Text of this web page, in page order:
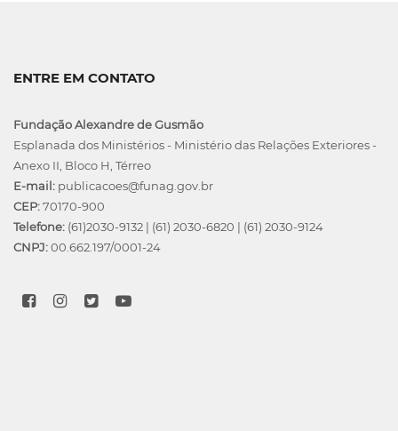
ENTRE EM CONTATO
Fundação Alexandre de Gusmão
Esplanada dos Ministérios - Ministério das Relações Exteriores -
Anexo II, Bloco H, Térreo
E-mail: publicacoes@funag.gov.br
CEP:70170-900
Telefone: (61)2030-9132 | (61) 2030-6820 | (61) 2030-9124
CNPJ:00.662.197/0001-24